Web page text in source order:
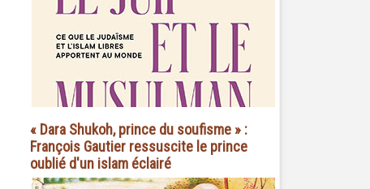
« Dara Shukoh, prince du soufisme » :
François Gautier ressuscite le prince
oublié d'un islam éclairé